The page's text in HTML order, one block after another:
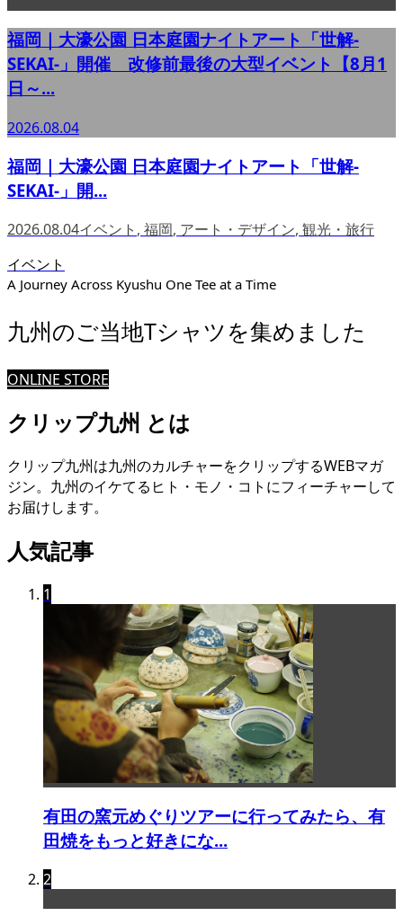
福岡｜大濠公園 日本庭園ナイトアート「世解-
SEKAI-」開催 改修前最後の大型イベント【8月1
日～...
2026.08.04
福岡｜大濠公園 日本庭園ナイトアート「世解-
SEKAI-」開...
2026.08.04イベント , 福岡, アート・デザイン, 観光・旅行
イベント
A Journey Across Kyushu One Tee at a Time
九州のご当地Tシャツを集めました
ONLINE STORE
クリップ九州 とは
クリップ九州は九州のカルチャーをクリップするWEBマガ
ジン。九州のイケてるヒト・モノ・コトにフィーチャーして
お届けします。
人気記事
1
有田の窯元めぐりツアーに行ってみたら、有
田焼をもっと好きにな...
2